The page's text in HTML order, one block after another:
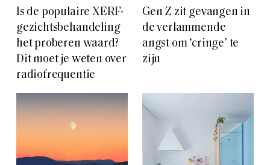
Is de populaire XERF-
gezichtsbehandeling
het proberen waard?
Dit moet je weten over
radiofrequentie
Gen Z zit gevangen in
de verlammende
angst om ‘cringe’ te
zijn